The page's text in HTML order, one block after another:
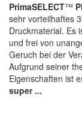
PrimaSELECT™
sehr vorteilhaftes
Druckmaterial. Es
und frei von
Geruch bei der
Aufgrund seiner
Eigenschaften ist
super ...